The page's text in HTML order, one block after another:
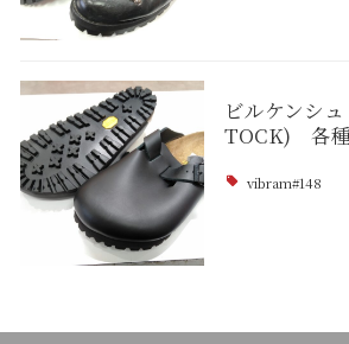
ビルケンシ
TOCK) 各
vibram#148